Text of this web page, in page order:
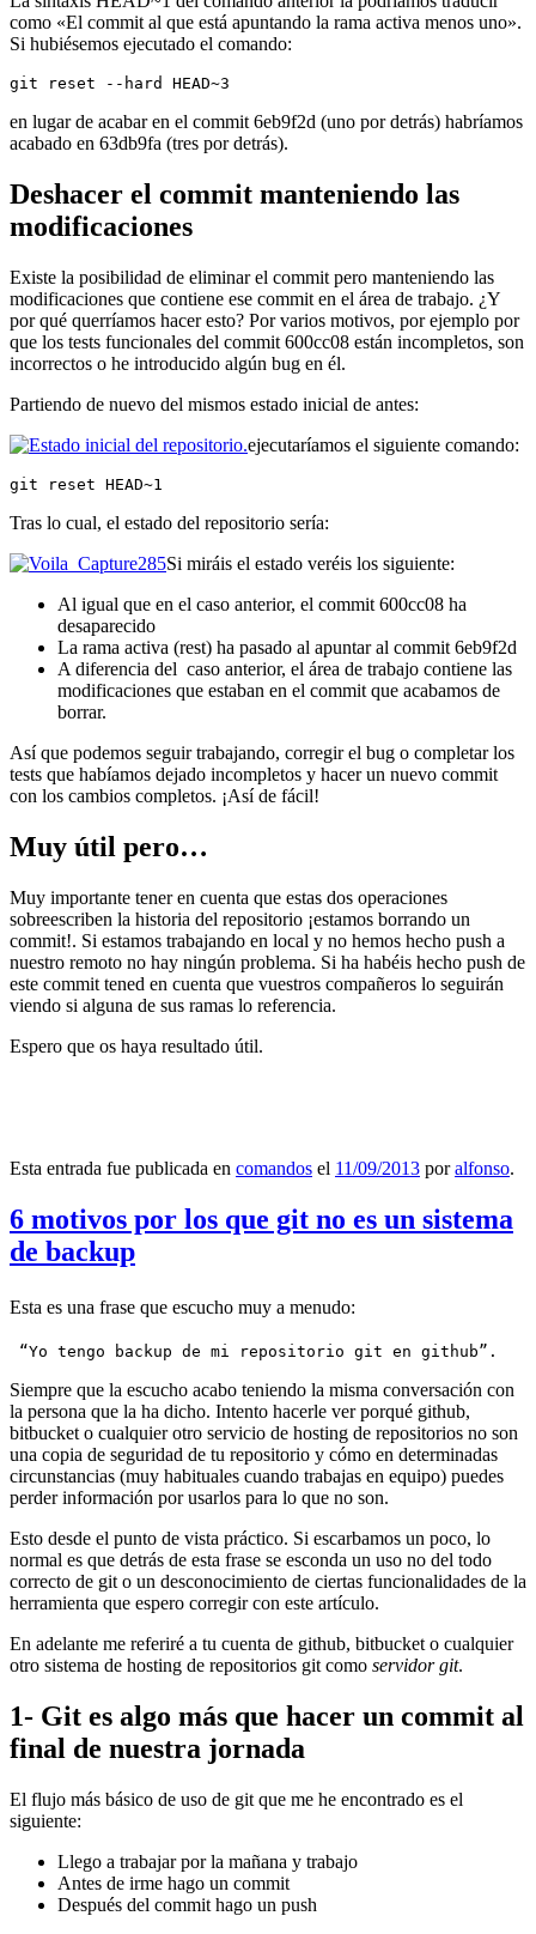
como «El commit al que está apuntando la rama activa menos uno».
Si hubiésemos ejecutado el comando:
git reset --hard HEAD~3
en lugar de acabar en el commit 6eb9f2d (uno por detrás) habríamos
acabado en 63db9fa (tres por detrás).
Deshacer el commit manteniendo las
modificaciones
Existe la posibilidad de eliminar el commit pero manteniendo las
modificaciones que contiene ese commit en el área de trabajo. ¿Y
por qué querríamos hacer esto? Por varios motivos, por ejemplo por
que los tests funcionales del commit 600cc08 están incompletos, son
incorrectos o he introducido algún bug en él.
Partiendo de nuevo del mismos estado inicial de antes:
ejecutaríamos el siguiente comando:
git reset HEAD~1
Tras lo cual, el estado del repositorio sería:
Si miráis el estado veréis los siguiente:
Al igual que en el caso anterior, el commit 600cc08 ha
desaparecido
La rama activa (rest) ha pasado al apuntar al commit 6eb9f2d
A diferencia del caso anterior, el área de trabajo contiene las
modificaciones que estaban en el commit que acabamos de
borrar.
Así que podemos seguir trabajando, corregir el bug o completar los
tests que habíamos dejado incompletos y hacer un nuevo commit
con los cambios completos. ¡Así de fácil!
Muy útil pero…
Muy importante tener en cuenta que estas dos operaciones
sobreescriben la historia del repositorio ¡estamos borrando un
commit!. Si estamos trabajando en local y no hemos hecho push a
nuestro remoto no hay ningún problema. Si ha habéis hecho push de
este commit tened en cuenta que vuestros compañeros lo seguirán
viendo si alguna de sus ramas lo referencia.
Espero que os haya resultado útil.
Esta entrada fue publicada en comandos el 11/09/2013 poralfonso.
6 motivos por los que git no es un sistema
de backup
Esta es una frase que escucho muy a menudo:
“Yo tengo backup de mi repositorio git en github”.
Siempre que la escucho acabo teniendo la misma conversación con
la persona que la ha dicho. Intento hacerle ver porqué github,
bitbucket o cualquier otro servicio de hosting de repositorios no son
una copia de seguridad de tu repositorio y cómo en determinadas
circunstancias (muy habituales cuando trabajas en equipo) puedes
perder información por usarlos para lo que no son.
Esto desde el punto de vista práctico. Si escarbamos un poco, lo
normal es que detrás de esta frase se esconda un uso no del todo
correcto de git o un desconocimiento de ciertas funcionalidades de la
herramienta que espero corregir con este artículo.
En adelante me referiré a tu cuenta de github, bitbucket o cualquier
otro sistema de hosting de repositorios git como servidor git.
1- Git es algo más que hacer un commit al
final de nuestra jornada
El flujo más básico de uso de git que me he encontrado es el
siguiente:
Llego a trabajar por la mañana y trabajo
Antes de irme hago un commit
Después del commit hago un push